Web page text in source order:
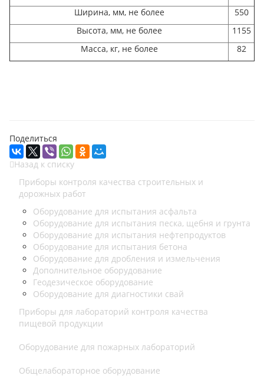
Ширина, мм, не более
550
Высота, мм, не более
1155
Масса, кг, не более
82
Поделиться
Назад к списку
Приборы контроля качества строительных и
дорожных работ
Оборудование для испытания асфальта
Оборудование для испытания песка, щебня и грунта
Оборудование для испытания нефтепродуктов
Оборудование для испытания бетона
Оборудование для дробления и измельчения
Дополнительное оборудование
Геодезическое оборудование
Оборудование для диагностики свай
Приборы для лабораторий контроля качества
пищевой продукции
Оборудование для пожарных лабораторий
Общелабораторное оборудование